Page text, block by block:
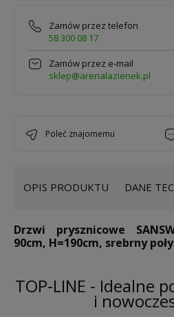
Zamów przez telefon
58 300 08 17
Zamów przez e-mail
sklep@arenalazienek.pl
poleć znajomemu
OPIS PRODUKTU DANE
Drzwi prysznicowe
90cm, H=190cm, srebrny
TOP-LINE - Idealne
i